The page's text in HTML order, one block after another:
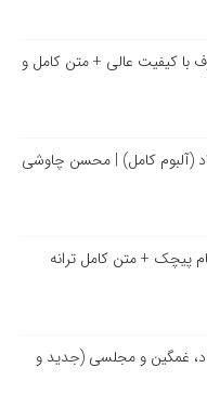
با کیفیت عالی + متن کامل و
(آلبوم کامل) | محسن چاوشی
پیچک + متن کامل ترانه
غمگین و مجلسی (جدید و